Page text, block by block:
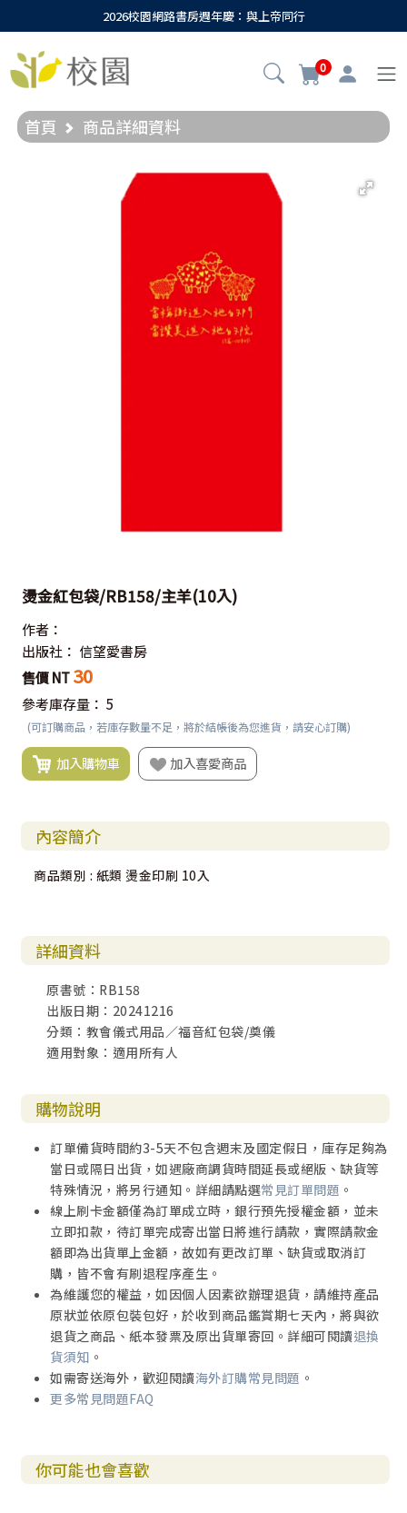
2026校園網路書房週年慶：與上帝同行
0
首頁 商品詳細資料
燙金紅包袋/RB158/主羊(10入)
作者：
出版社： 信望愛書房
售價 NT 30
參考庫存量： 5
(可訂購商品，若庫存數量不足，將於結帳後為您進貨，請安心訂購)
加入購物車 加入喜愛商品
內容簡介
商品類別 : 紙類 燙金印刷 10入
詳細資料
原書號：RB158
出版日期：20241216
分類：教會儀式用品／福音紅包袋/奠儀
適用對象：適用所有人
購物說明
訂單備貨時間約3-5天不包含週末及國定假日，庫存足夠為
當日或隔日出貨，如遇廠商調貨時間延長或絕版、缺貨等
特殊情況，將另行通知。詳細請點選常見訂單問題 。
線上刷卡金額僅為訂單成立時，銀行預先授權金額，並未
立即扣款，待訂單完成寄出當日將進行請款，實際請款金
額即為出貨單上金額，故如有更改訂單、缺貨或取消訂
購，皆不會有刷退程序產生。
為維護您的權益，如因個人因素欲辦理退貨，請維持產品
原狀並依原包裝包好，於收到商品鑑賞期七天內，將與欲
退貨之商品、紙本發票及原出貨單寄回。詳細可閱讀退換
貨須知 。
如需寄送海外，歡迎閱讀海外訂購常見問題 。
更多常見問題FAQ
你可能也會喜歡